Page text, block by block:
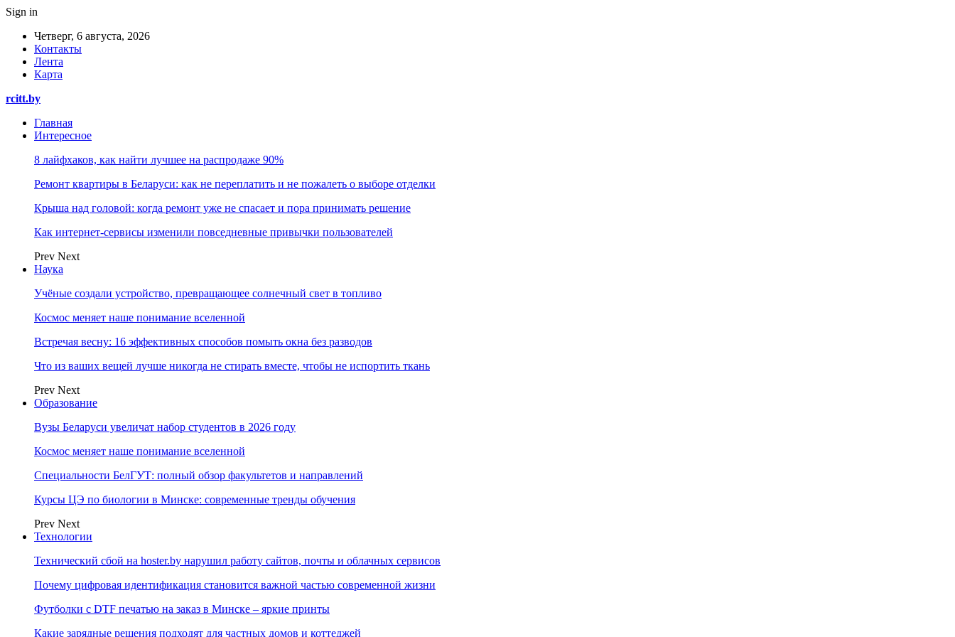
Sign in
Четверг, 6 августа, 2026
Контакты
Лента
Карта
rcitt.by
Главная
Интересное
8 лайфхаков, как найти лучшее на распродаже 90%
Ремонт квартиры в Беларуси: как не переплатить и не пожалеть о выборе отделки
Крыша над головой: когда ремонт уже не спасает и пора принимать решение
Как интернет-сервисы изменили повседневные привычки пользователей
Prev Next
Наука
Учёные создали устройство, превращающее солнечный свет в топливо
Космос меняет наше понимание вселенной
Встречая весну: 16 эффективных способов помыть окна без разводов
Что из ваших вещей лучше никогда не стирать вместе, чтобы не испортить ткань
Prev Next
Образование
Вузы Беларуси увеличат набор студентов в 2026 году
Космос меняет наше понимание вселенной
Специальности БелГУТ: полный обзор факультетов и направлений
Курсы ЦЭ по биологии в Минске: современные тренды обучения
Prev Next
Технологии
Технический сбой на hoster.by нарушил работу сайтов, почты и облачных сервисов
Почему цифровая идентификация становится важной частью современной жизни
Футболки с DTF печатью на заказ в Минске – яркие принты
Какие зарядные решения подходят для частных домов и коттеджей